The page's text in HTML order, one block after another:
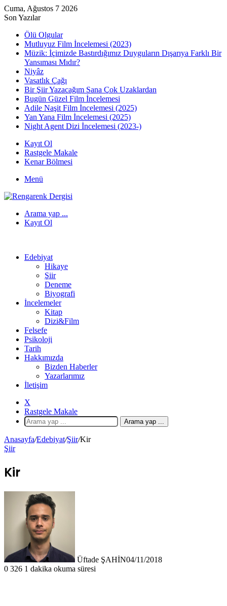
Cuma, Ağustos 7 2026
Son Yazılar
Ölü Olgular
Mutluyuz Film İncelemesi (2023)
Müzik: İçimizde Bastırdığımız Duyguların Dışarıya Farklı Bir
Yansıması Mıdır?
Niyâz
Vasatlık Çağı
Bir Şiir Yazacağım Sana Çok Uzaklardan
Bugün Güzel Film İncelemesi
Adile Naşit Film İncelemesi (2025)
Yan Yana Film İncelemesi (2025)
Night Agent Dizi İncelemesi (2023-)
Kayıt Ol
Rastgele Makale
Kenar Bölmesi
Menü
Arama yap ...
Kayıt Ol
Edebiyat
Hikaye
Şiir
Deneme
Biyografi
İncelemeler
Kitap
Dizi&Film
Felsefe
Psikoloji
Tarih
Hakkımızda
Bizden Haberler
Yazarlarımız
İletişim
X
Rastgele Makale
Arama yap ...
Anasayfa/Edebiyat/Şiir/Kir
Şiir
Kir
Üftade ŞAHİN04/11/2018
0 326 1 dakika okuma süresi